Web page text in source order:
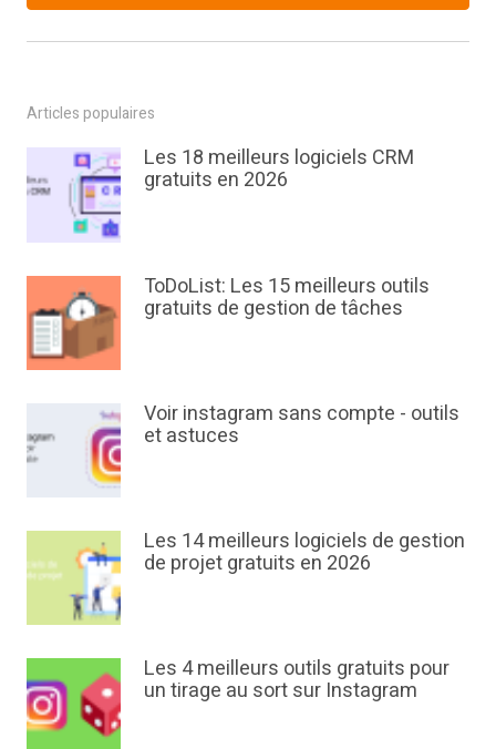
Articles populaires
Les 18 meilleurs logiciels CRM
gratuits en 2026
ToDoList: Les 15 meilleurs outils
gratuits de gestion de tâches
Voir instagram sans compte - outils
et astuces
Les 14 meilleurs logiciels de gestion
de projet gratuits en 2026
Les 4 meilleurs outils gratuits pour
un tirage au sort sur Instagram